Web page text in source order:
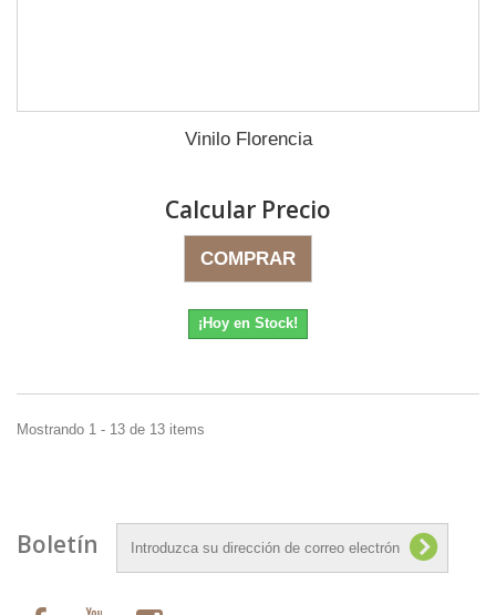
Vinilo Florencia
Calcular Precio
COMPRAR
¡Hoy en Stock!
Mostrando 1 - 13 de 13 items
Boletín